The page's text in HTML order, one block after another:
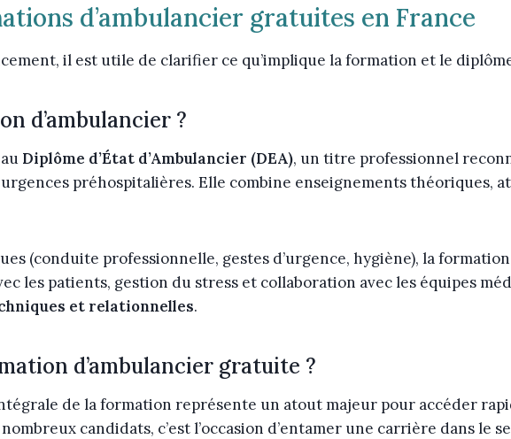
d’ambulancier gratuites en France
il est utile de clarifier ce qu’implique la formation et le
d’ambulancier ?
Diplôme d’État d’Ambulancier (DEA), un titre professionnel
préhospitalières. Elle combine enseignements théoriques,
(conduite professionnelle, gestes d’urgence, hygiène), la
les patients, gestion du stress et collaboration avec les équipes
et relationnelles.
d’ambulancier gratuite ?
de la formation représente un atout majeur pour accéder
candidats, c’est l’occasion d’entamer une carrière dans le